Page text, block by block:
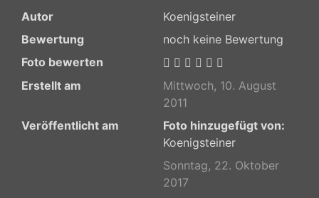
Autor
Koenigsteiner
Bewertung
noch keine Bewertung
Foto bewerten
Erstellt am
Mittwoch, 10. August
2011
Veröffentlicht am
Foto hinzugefügt von:
Koenigsteiner
Sonntag, 22. Oktober
2017